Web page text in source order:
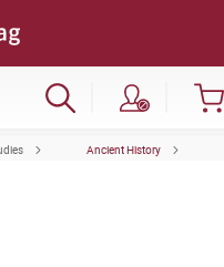
Ancient History